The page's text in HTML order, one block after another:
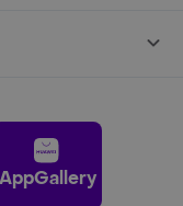
AppGallery